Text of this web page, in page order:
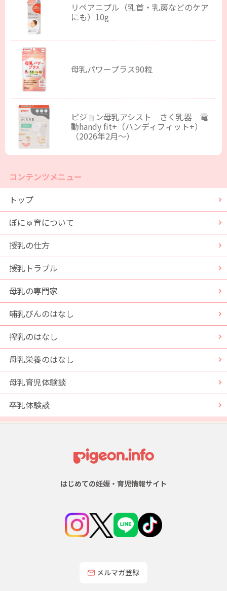
リペアニプル（乳首・乳房などのケア
にも）10g
母乳パワープラス90粒
ピジョン母乳アシスト さく乳器 電
動handy fit+（ハンディフィット+）
（2026年2月～）
コンテンツメニュー
トップ
ぼにゅ育について
授乳の仕方
授乳トラブル
母乳の専門家
哺乳びんのはなし
搾乳のはなし
母乳栄養のはなし
母乳育児体験談
卒乳体験談
はじめての妊娠・育児情報サイト
メルマガ登録